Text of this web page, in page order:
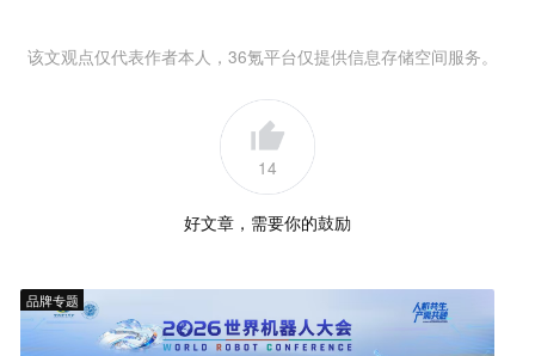
该文观点仅代表作者本人，36氪平台仅提供信息存储空间服务。
14
好文章，需要你的鼓励
品牌专题